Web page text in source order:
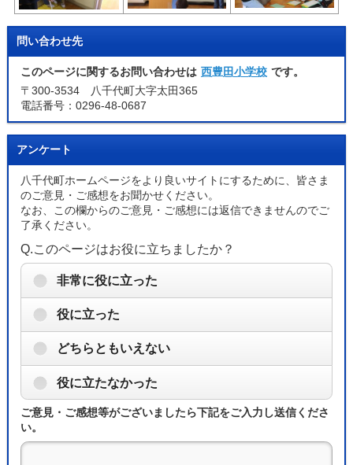
問い合わせ先
このページに関するお問い合わせは 西豊田小学校 です。
〒300-3534 八千代町大字太田365
電話番号：0296-48-0687
アンケート
八千代町ホームページをより良いサイトにするために、皆さま
のご意見・ご感想をお聞かせください。
なお、この欄からのご意見・ご感想には返信できませんのでご
了承ください。
Q.このページはお役に立ちましたか？
非常に役に立った
役に立った
どちらともいえない
役に立たなかった
ご意見・ご感想等がございましたら下記をご入力し送信くださ
い。